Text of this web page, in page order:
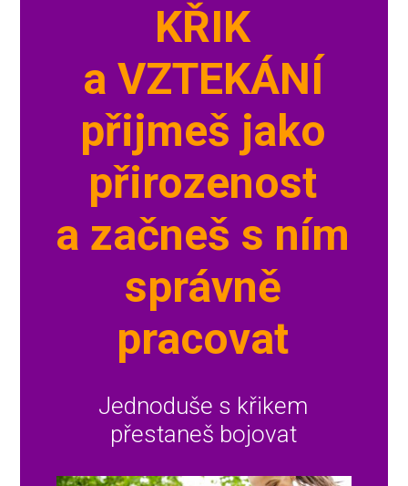
KŘIK
a VZTEKÁNÍ
přijmeš jako
přirozenost
a začneš s ním
správně
pracovat
Jednoduše s křikem
přestaneš bojovat